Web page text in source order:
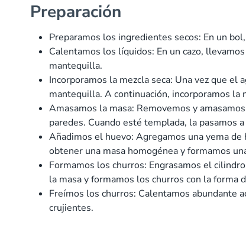
Preparación
Preparamos los ingredientes secos: En un
Calentamos los líquidos: En un cazo,
mantequilla.
Incorporamos la mezcla seca: Una vez que
mantequilla. A continuación, incorporamos la
Amasamos la masa: Removemos y
paredes. Cuando esté templada, la pasamos
Añadimos el huevo: Agregamos una yema
obtener una masa homogénea y formamos
Formamos los churros: Engrasamos el
la masa y formamos los churros con la forma
Freímos los churros: Calentamos abundante
crujientes.